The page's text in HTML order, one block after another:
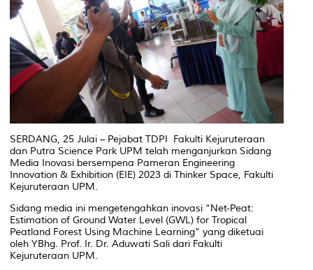
SERDANG, 25 Julai – Pejabat TDPI Fakulti Kejuruteraan
dan Putra Science Park UPM telah menganjurkan Sidang
Media Inovasi bersempena Pameran Engineering
Innovation & Exhibition (EIE) 2023 di Thinker Space, Fakulti
Kejuruteraan UPM.
Sidang media ini mengetengahkan inovasi “Net-Peat:
Estimation of Ground Water Level (GWL) for Tropical
Peatland Forest Using Machine Learning” yang diketuai
oleh YBhg. Prof. Ir. Dr. Aduwati Sali dari Fakulti
Kejuruteraan UPM.